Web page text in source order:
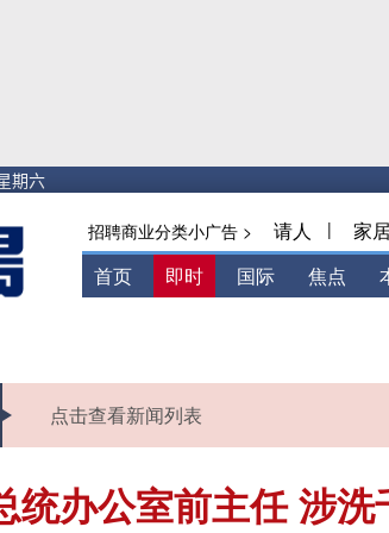
招聘商业分类小广告 > 请人 | 家
首页 即时 国际 焦点
点击查看新闻列表
统办公室前主任 涉